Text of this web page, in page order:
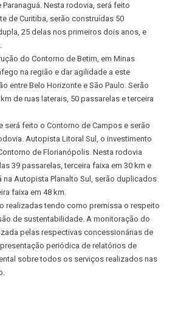
Nesta rodovia, será feito
de Curitiba, serão construídas 50
25 delas nos primeiros dois anos, e
do Contorno de Betim, em Minas
na região e dar agilidade a este
entre Belo Horizonte e São Paulo. Serão
de ruas laterais, 50 passarelas e terceira
será feito o Contorno de Campos e serão
Autopista Litoral Sul, o investimento
de Florianópolis. Nesta rodovia
39 passarelas, terceira faixa em 30 km e
na Autopista Planalto Sul, serão duplicados
faixa em 48 km.
realizadas tendo como premissa o respeito
de sustentabilidade. A monitoração do
pelas respectivas concessionárias de
periódica de relatórios de
sobre todos os serviços realizados nas